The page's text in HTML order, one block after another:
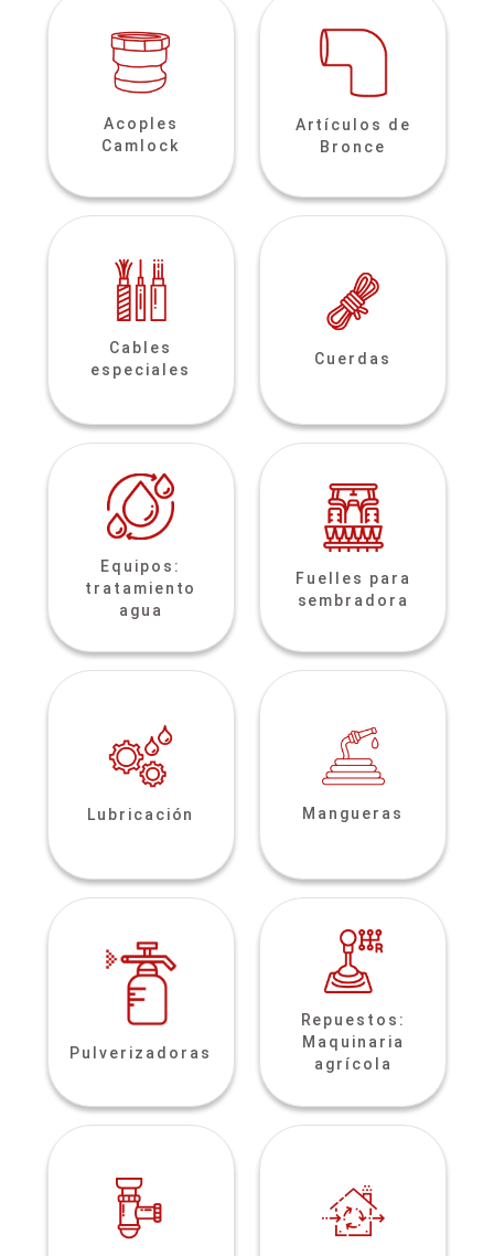
Acoples
Camlock
Artículos de
Bronce
Cables
especiales
Cuerdas
Equipos:
tratamiento
agua
Fuelles para
sembradora
Lubricación Mangueras
Pulverizadoras
Repuestos:
Maquinaria
agrícola